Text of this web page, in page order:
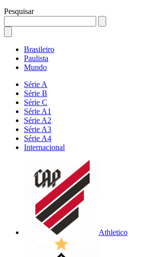
Pesquisar
Brasileiro
Paulista
Mundo
Série A
Série B
Série C
Série A1
Série A2
Série A3
Série A4
Internacional
Athletico